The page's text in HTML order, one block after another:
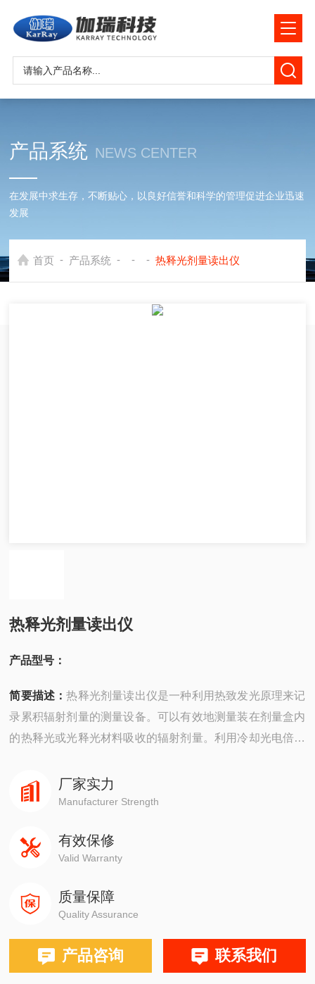
产品系统 NEWS CENTER
在发展中求生存，不断贴心，以良好信誉和科学的管理促进企业迅速
发展
首页 - 产品系统 - - - 热释光剂量读出仪
热释光剂量读出仪
产品型号：
简要描述：热释光剂量读出仪是一种利用热致发光原理来记
录累积辐射剂量的测量设备。可以有效地测量装在剂量盒内
的热释光或光释光材料吸收的辐射剂量。利用冷却光电倍增
厂家实力
Manufacturer Strength
有效保修
Valid Warranty
质量保障
Quality Assurance
产品咨询 联系我们